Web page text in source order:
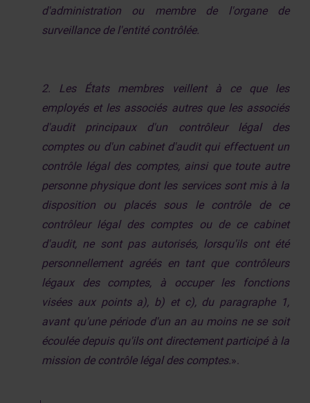
d'administration ou membre de l'organe de
surveillance de l'entité contrôlée.
2. Les États membres veillent à ce que les
employés et les associés autres que les associés
d'audit principaux d'un contrôleur légal des
comptes ou d'un cabinet d'audit qui effectuent un
contrôle légal des comptes, ainsi que toute autre
personne physique dont les services sont mis à la
disposition ou placés sous le contrôle de ce
contrôleur légal des comptes ou de ce cabinet
d'audit, ne sont pas autorisés, lorsqu'ils ont été
personnellement agréés en tant que contrôleurs
légaux des comptes, à occuper les fonctions
visées aux points a), b) et c), du paragraphe 1,
avant qu'une période d'un an au moins ne se soit
écoulée depuis qu'ils ont directement participé à la
mission de contrôle légal des comptes.».